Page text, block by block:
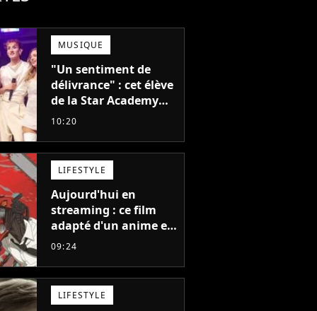
MUSIQUE
"Un sentiment de
délivrance" : cet élève
de la Star Academy
balance après la fin
10:20
LIFESTYLE
Aujourd'hui en
streaming : ce film
adapté d'un anime et
noté 98% est à voir
vous ne comprendrez
plus la série
09:24
LIFESTYLE